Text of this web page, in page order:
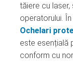
tăiere cu
operatorului.
Ochelari
este esențială
conform cu